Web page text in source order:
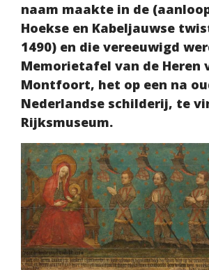
naam maakte in de
Hoekse en Kabeljauwse
1490) en die vereeuwigd
Memorietafel van de Heren
Montfoort, het op een na
Nederlandse schilderij, te
Rijksmuseum.